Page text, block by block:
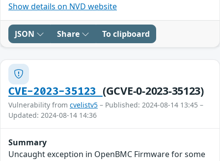
Show details on NVD website
JSON Share To clipboard
CVE-2023-35123 (GCVE-0-2023-35123)
Vulnerability from cvelistv5 – Published: 2024-08-14 13:45 –
Updated: 2024-08-14 14:36
Summary
Uncaught exception in OpenBMC Firmware for some